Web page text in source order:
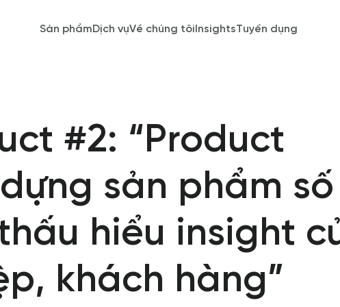
Sản phẩmDịch vụVề chúng tôiInsightsTuyển dụng
#2: “Product
sản phẩm số
hiểu insight
khách hàng”